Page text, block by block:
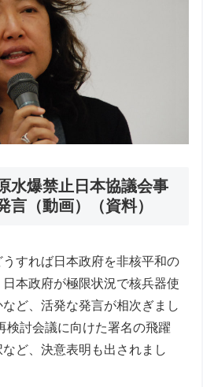
水爆禁止日本協議会事
言（動画）（資料）
すれば日本政府を非核平和の
本政府が極限状況で核兵器使
ど、活発な発言が相次ぎまし
検討会議に向けた署名の飛躍
ど、決意表明も出されまし